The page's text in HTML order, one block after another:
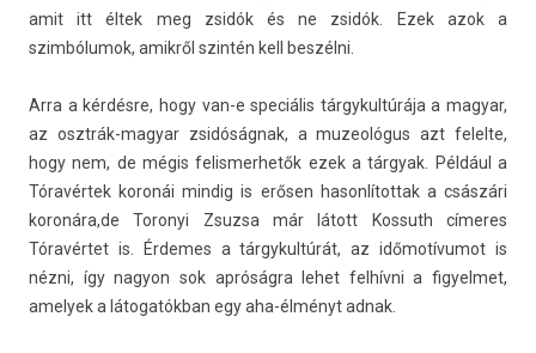
amit itt éltek meg zsidók és ne zsidók. Ezek azok a
szimbólumok, amikről szintén kell beszélni.
Arra a kérdésre, hogy van-e speciális tár­gykul­túrája a magyar,
az osztrák-magyar zsidóságnak, a muzeológus azt felel­te,
hogy nem, de mégis felis­merhetők ezek a tárgyak. Például a
Tóravértek koronái min­dig is erősen hason­lítot­tak a császári
koronára,de Toronyi Zsuz­sa már látott Kos­suth címeres
Tóravértet is. Érdemes a tár­gykul­túrát, az időmotívumot is
nézni, így nagyon sok apróságra lehet felhívni a figyel­met,
amelyek a látogatókban egy aha-élményt adnak.